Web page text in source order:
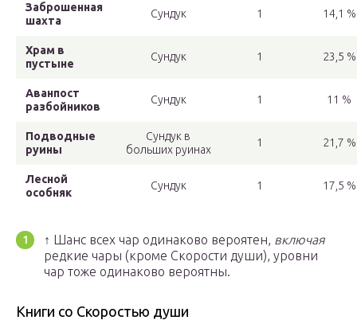
Заброшенная
шахта
Сундук 1 14,1 %
Храм в
пустыне
Сундук 1 23,5 %
Аванпост
разбойников
Сундук 1 11 %
Подводные
руины
Сундук в
больших руинах
1 21,7 %
Лесной
особняк
Сундук 1 17,5 %
↑ Шанс всех чар одинаково вероятен, включая
редкие чары (кроме Скорости души), уровни
чар тоже одинаково вероятны.
Книги со Скоростью души